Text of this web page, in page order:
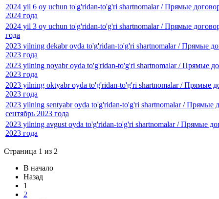
2024 yil 6 oy uchun to'g'ridan-to'g'ri shartnomalar / Прямые
2024 года
2024 yil 3 oy uchun to'g'ridan-to'g'ri shartnomalar / Прямые
года
2023 yilning dekabr oyda to'g'ridan-to'g'ri shartnomalar / Прямые
2023 года
2023 yilning noyabr oyda to'g'ridan-to'g'ri shartnomalar / Прямые
2023 года
2023 yilning oktyabr oyda to'g'ridan-to'g'ri shartnomalar / Прямые
2023 года
2023 yilning sentyabr oyda to'g'ridan-to'g'ri shartnomalar / Прямые
сентябрь 2023 года
2023 yilning avgust oyda to'g'ridan-to'g'ri shartnomalar / Прямые
2023 года
Страница 1 из 2
В начало
Назад
1
2